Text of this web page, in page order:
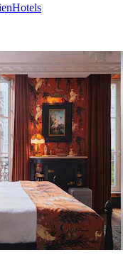
Hotels